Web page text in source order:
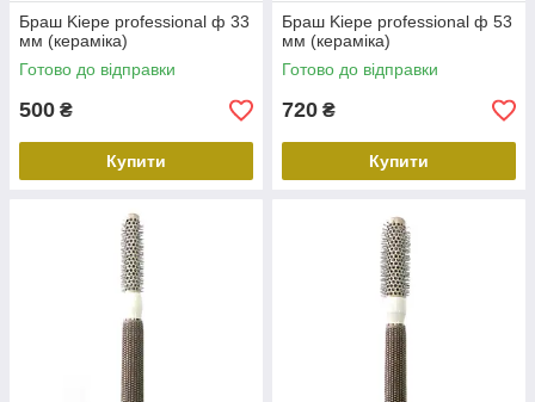
Браш Kiepe professional ф 33
мм (кераміка)
Готово до відправки
500 ₴
Купити
Браш Kiepe professional ф 53
мм (кераміка)
Готово до відправки
720 ₴
Купити